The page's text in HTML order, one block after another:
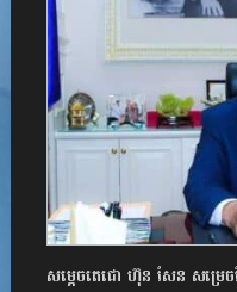
សម្ដេចតេជោ ហ៊ុន សែន សម្រេ